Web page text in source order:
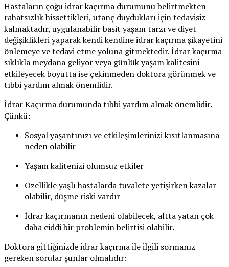
Hastaların çoğu idrar kaçırma durumunu belirtmekten
rahatsızlık hissettikleri, utanç duydukları için tedavisiz
kalmaktadır, uygulanabilir basit yaşam tarzı ve diyet
değişiklikleri yaparak kendi kendine idrar kaçırma şikayetini
önlemeye ve tedavi etme yoluna gitmektedir. İdrar kaçırma
sıklıkla meydana geliyor veya günlük yaşam kalitesini
etkileyecek boyutta ise çekinmeden doktora görünmek ve
tıbbi yardım almak önemlidir.
İdrar Kaçırma durumunda tıbbi yardım almak önemlidir.
Çünkü:
Sosyal yaşantınızı ve etkileşimlerinizi kısıtlanmasına
neden olabilir
Yaşam kalitenizi olumsuz etkiler
Özellikle yaşlı hastalarda tuvalete yetişirken kazalar
olabilir, düşme riski vardır
İdrar kaçırmanın nedeni olabilecek, altta yatan çok
daha ciddi bir problemin belirtisi olabilir.
Doktora gittiğinizde idrar kaçırma ile ilgili sormanız
gereken sorular şunlar olmalıdır: